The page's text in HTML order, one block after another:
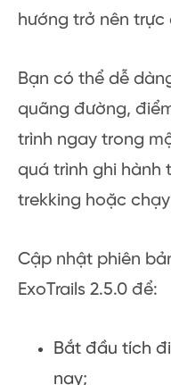
hướng trở nên
Bạn có thể dễ
quãng đường,
trình ngay trong
quá trình ghi hành
trekking hoặc
Cập nhật phiên
ExoTrails 2.5.0 để:
Bắt đầu tích
nay;